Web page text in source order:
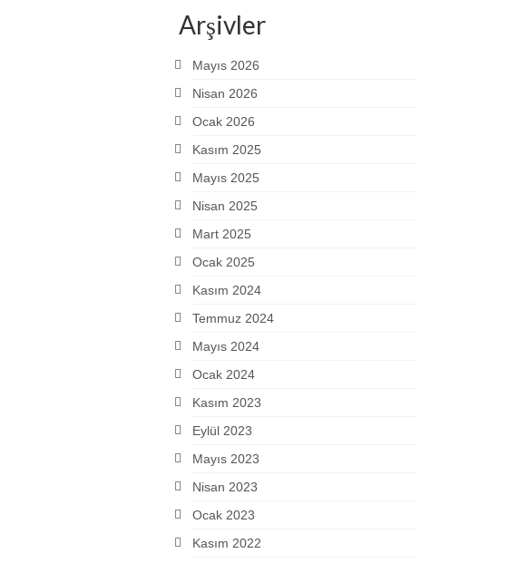
Arşivler
Mayıs 2026
Nisan 2026
Ocak 2026
Kasım 2025
Mayıs 2025
Nisan 2025
Mart 2025
Ocak 2025
Kasım 2024
Temmuz 2024
Mayıs 2024
Ocak 2024
Kasım 2023
Eylül 2023
Mayıs 2023
Nisan 2023
Ocak 2023
Kasım 2022